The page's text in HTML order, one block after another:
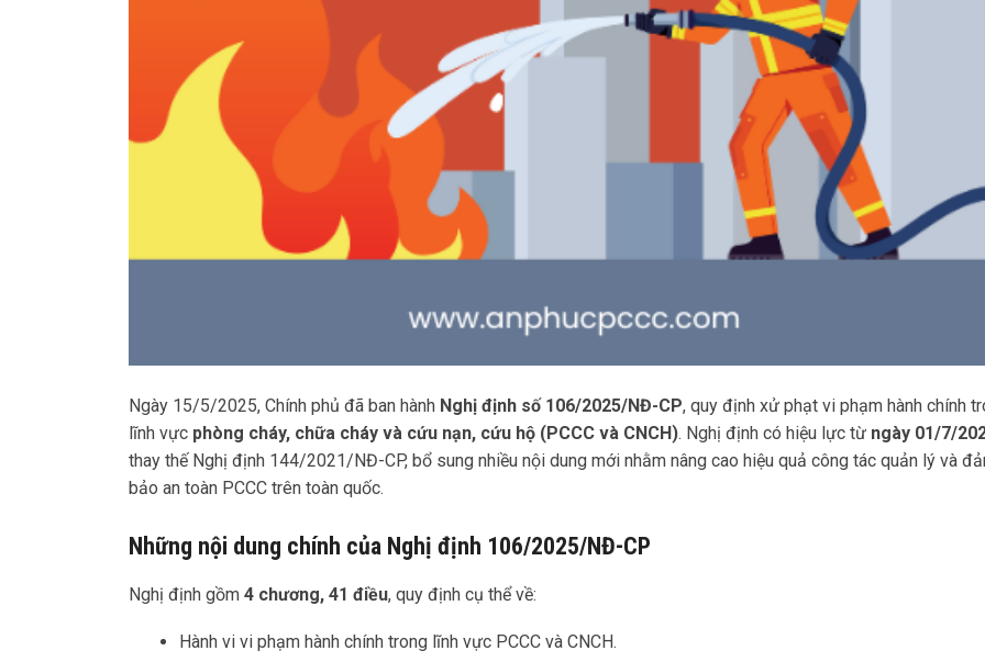
Ngày 15/5/2025, Chính phủ đã ban hành Nghị định số 106/2025/NĐ-CP, quy định xử phạt vi phạm hành chính
lĩnh vực phòng cháy, chữa cháy và cứu nạn, cứu hộ (PCCC và CNCH). Nghị định có hiệu lực từ ngày 01/7/
thay thế Nghị định 144/2021/NĐ-CP, bổ sung nhiều nội dung mới nhằm nâng cao hiệu quả công tác quản lý và
bảo an toàn PCCC trên toàn quốc.
Những nội dung chính của Nghị định 106/2025/NĐ-CP
Nghị định gồm 4 chương, 41 điều, quy định cụ thể về:
Hành vi vi phạm hành chính trong lĩnh vực PCCC và CNCH.